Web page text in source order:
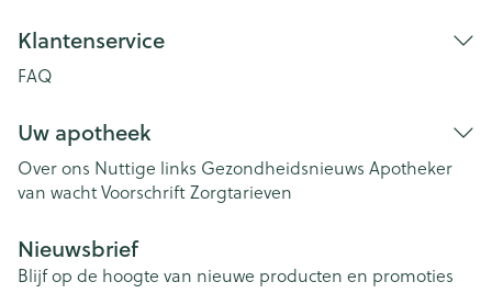
Klantenservice
FAQ
Uw apotheek
Over ons Nuttige links Gezondheidsnieuws Apotheker
van wachtVoorschriftZorgtarieven
Nieuwsbrief
Blijf op de hoogte van nieuwe producten en promoties